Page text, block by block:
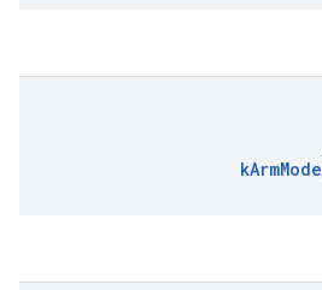
kArmMode